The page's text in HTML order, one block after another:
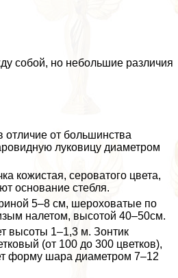
собой, но небольшие различия
отличие от большинства
луковицу диаметром
кожистая, сероватого цвета,
основание стeбля.
5–8 см, шероховатые по
налетом, высотой 40–50см.
высоты 1–1,3 м. Зонтик
(от 100 до 300 цветков),
форму шара диаметром 7–12